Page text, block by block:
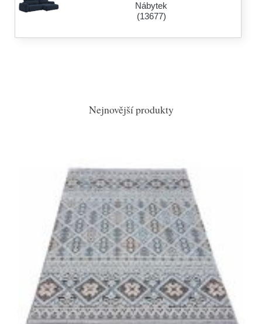
Nábytek
(13677)
Nejnovější produkty